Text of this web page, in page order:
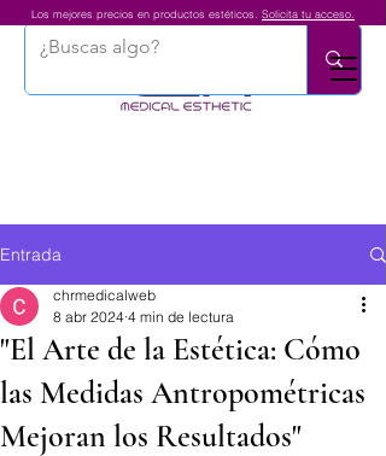
Los mejores precios en productos estéticos. Solicita tu acceso.
Entrada
"El Arte de la Estética: Cómo
las Medidas Antropométricas
Mejoran los Resultados"
chrmedicalweb
8 abr 2024 4 min de lectura